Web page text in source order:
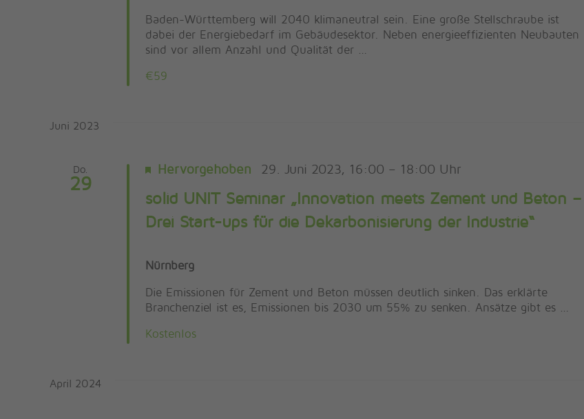
Baden-Württemberg will 2040 klimaneutral sein. Eine große Stellschraube ist
dabei der Energiebedarf im Gebäudesektor. Neben energieeffizienten Neubauten
sind vor allem Anzahl und Qualität der …
€59
Juni 2023
Do.
29
solid UNIT Seminar „Innovation meets Zement und Beton –
Drei Start-ups für die Dekarbonisierung der Industrie“
Hervorgehoben 29. Juni 2023, 16:00 – 18:00
Nürnberg
Die Emissionen für Zement und Beton müssen deutlich sinken. Das erklärte
Branchenziel ist es, Emissionen bis 2030 um 55% zu senken. Ansätze gibt es …
Kostenlos
April 2024